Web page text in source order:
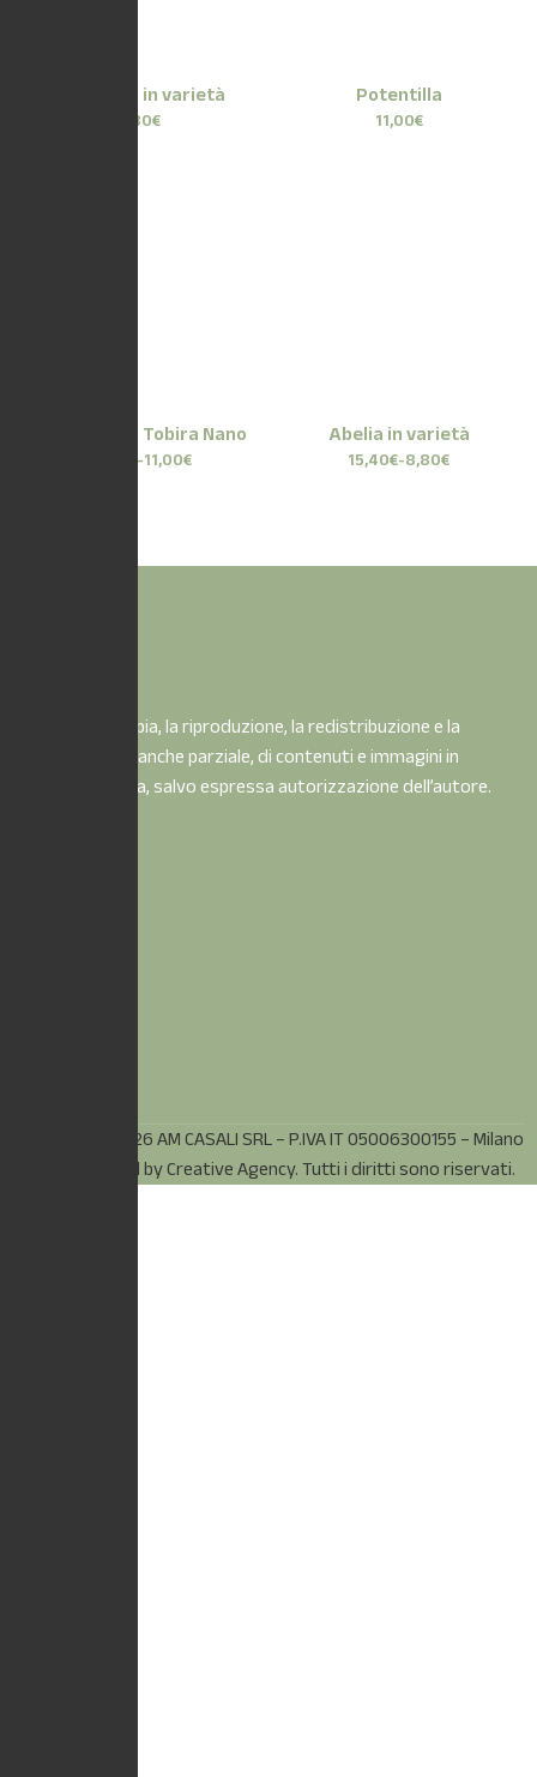
Perovskia in varietà
8,80€
Potentilla
11,00€
Pittosporum Tobira Nano
11,00€
-
Abelia in varietà
8,80€
-
15,40€
È vietata la copia, la riproduzione, la redistribuzione e la
pubblicazione, anche parziale, di contenuti e immagini in
qualsiasi forma, salvo espressa autorizzazione dell’autore.
© Copyright 2026 AM CASALI SRL – P.IVA IT 05006300155 – Milano
(MI) – Powered byCreative Agency.Tutti i diritti sono riservati.